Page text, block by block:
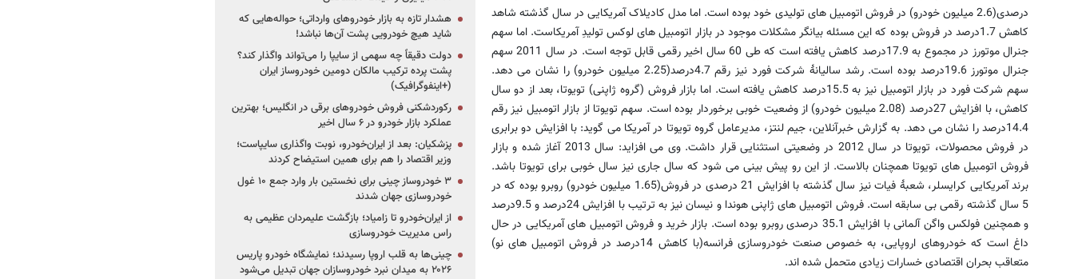
درصدی(2.6 میلیون خودرو) در فروش اتومبیل های تولیدی خود بوده است. اما مدل کادیلاک آمریکایی در سال گذشته شاهد
کاهش 1.7درصد در فروش بوده که این مسئله بیانگر مشکلات موجود در بازار اتومبیل های لوکس تولیدِ آمریکاست. اما سهم
جنرال موتورز در مجموع به 17.9درصد کاهش یافته است که طی 60 سال اخیر رقمی قابل توجه است. در سال 2011 سهم
جنرال موتورز 19.6درصد بوده است. رشد سالیانۀ شرکت فورد نیز رقم 4.7درصد(2.25 میلیون خودرو) را نشان می دهد.
سهم شرکت فورد در بازار اتومبیل نیز به 15.5درصد کاهش یافته است. اما بازار فروش (گروه ژاپنی) تویوتا، بعد از دو سال
کاهش، با افزایش 27درصد (2.08 میلیون خودرو) از وضعیت خوبی برخوردار بوده است. سهم تویوتا از بازار اتومبیل نیز رقم
14.4درصد را نشان می دهد. به گزارش خبرآنلاین، جیم لنتز، مدیرعامل گروه تویوتا در آمریکا می گوید: با افزایش دو برابری
در فروش محصولات، تویوتا در سال 2012 در وضعیتی استثنایی قرار داشت. وی می افزاید: سال 2013 آغاز شده و بازار
فروش اتومبیل های تویوتا همچنان بالاست. از این رو پیش بینی می شود که سال جاری نیز سال خوبی برای تویوتا باشد.
برند آمریکایی کرایسلر، شعبۀ فیات نیز سال گذشته با افزایش 21 درصدی در فروش(1.65 میلیون خودرو) روبرو بوده که در
5 سال گذشته رقمی بی سابقه است. فروش اتومبیل های ژاپنی هوندا و نیسان نیز به ترتیب با افزایش 24درصد و 9.5درصد
و همچنین فولکس واگن آلمانی با افزایش 35.1 درصدی روبرو بوده است. بازار خرید و فروش اتومبیل های آمریکایی در حال
داغ است که خودروهای اروپایی، به خصوص صنعت خودروسازی فرانسه(با کاهش 14درصد در فروش اتومبیل های نو)
متعاقب بحران اقتصادی خسارات زیادی متحمل شده اند.
هشدار تازه به بازار خودروهای وارداتی؛ حواله‌هایی که
شاید هیچ خودرویی پشت آن‌ها نباشد!
دولت دقیقاً چه سهمی از سایپا را می‌تواند واگذار کند؟
پشت پرده ترکیب مالکان دومین خودروساز ایران
(+اینفوگرافیک)
رکوردشکنی فروش خودروهای برقی در انگلیس؛ بهترین
عملکرد بازار خودرو در ۶ سال اخیر
پزشکیان: بعد از ایران‌خودرو، نوبت واگذاری سایپاست؛
وزیر اقتصاد را هم برای همین استیضاح کردند
۳ خودروساز چینی برای نخستین بار وارد جمع ۱۰ غول
خودروسازی جهان شدند
از ایران‌خودرو تا زامیاد؛ بازگشت علیمردان عظیمی به
راس مدیریت خودروسازی
چینی‌ها به قلب اروپا رسیدند؛ نمایشگاه خودرو پاریس
۲۰۲۶ به میدان نبرد خودروسازان جهان تبدیل می‌شود